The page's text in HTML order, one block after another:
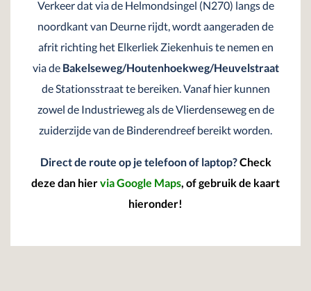
Verkeer dat via de Helmondsingel (N270) langs de
noordkant van Deurne rijdt, wordt aangeraden de
afrit richting het Elkerliek Ziekenhuis te nemen en
via de Bakelseweg/Houtenhoekweg/Heuvelstraat
de Stationsstraat te bereiken. Vanaf hier kunnen
zowel de Industrieweg als de Vlierdenseweg en de
zuiderzijde van de Binderendreef bereikt worden.
Direct de route op je telefoon of laptop?Check
deze dan hiervia Google Maps, of gebruik de kaart
hieronder!